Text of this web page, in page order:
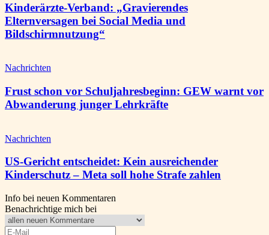
Kinderärzte-Verband: „Gravierendes
Elternversagen bei Social Media und
Bildschirmnutzung“
Nachrichten
Frust schon vor Schuljahresbeginn: GEW warnt vor
Abwanderung junger Lehrkräfte
Nachrichten
US-Gericht entscheidet: Kein ausreichender
Kinderschutz – Meta soll hohe Strafe zahlen
Info bei neuen Kommentaren
Benachrichtige mich bei